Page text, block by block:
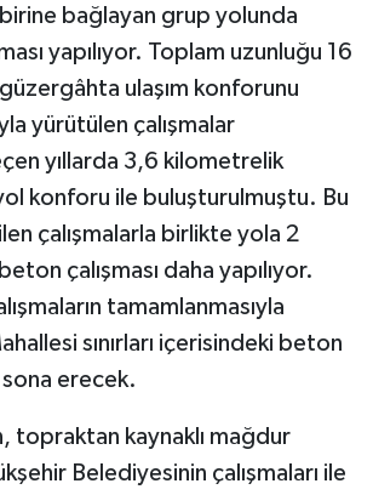
bağlayan grup yolunda
yapılıyor. Toplam uzunluğu 16
ulaşım konforunu
yürütülen çalışmalar
yıllarda 3,6 kilometrelik
konforu ile buluşturulmuştu. Bu
çalışmalarla birlikte yola 2
çalışması daha yapılıyor.
tamamlanmasıyla
sınırları içerisindeki beton
sona erecek.
topraktan kaynaklı mağdur
Belediyesinin çalışmaları ile